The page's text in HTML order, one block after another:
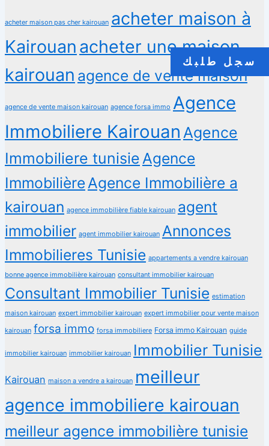
سجل طلبك
acheter maison pas cher kairouan acheter maison à
Kairouan acheter une maison
kairouan agence de vente maison
agence de vente maison kairouan agence forsa immo Agence
Immobiliere Kairouan Agence
Immobiliere tunisie Agence
Immobilière Agence Immobilière a
kairouan agence immobilière fiable kairouan agent
immobilier agent immobilier kairouan Annonces
Immobilieres Tunisie appartements a vendre kairouan
bonne agence immobilière kairouan consultant immobilier kairouan
Consultant Immobilier Tunisie estimation
maison kairouan expert immobilier kairouan expert immobilier pour vente maison
kairouan forsa immo forsa immobiliere Forsa immo Kairouan guide
immobilier kairouan immobilier kairouan Immobilier Tunisie
Kairouan maison a vendre a kairouan meilleur
agence immobiliere kairouan
meilleur agence immobilière tunisie